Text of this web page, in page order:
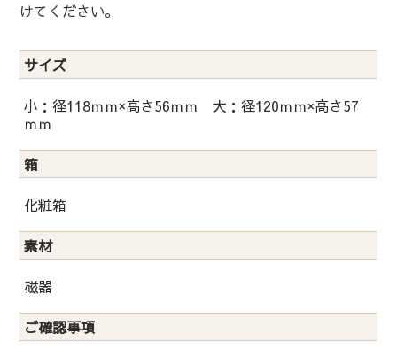
けてください。
サイズ
小：径118ｍｍ×高さ56ｍｍ 大：径120ｍｍ×高さ57
ｍｍ
箱
化粧箱
素材
磁器
ご確認事項